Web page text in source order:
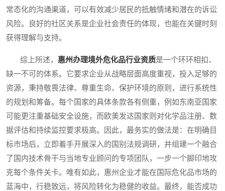
常态化的沟通渠道，可以有效减少居民的抵触情绪和潜在的诉讼
风险。良好的社区关系是企业社会责任的体现，也能在关键时刻
获得理解与支持。
综上所述， 惠州办理境外危化品行业资质是一个环环相扣、
缺一不可的体系。它要求企业从战略层面高度重视，投入足够的
资源，秉持敬畏法律、尊重生命、保护环境的原则，进行系统性
的规划和筹备。每个国家的具体条款各有侧重，例如东南亚国家
可能更注重基础安全设施，而欧美发达国家则对化学品注册、数
据评估和持续监控要求极高。因此，最务实的做法是：在明确目
标市场后，立即着手开展深入的国别法规调研，并组建一个融合
了国内技术骨干与当地专业顾问的专项团队，一步一个脚印地攻
克每个条件关卡。唯有如此，惠州企业才能在国际危化品市场的
蓝海中，行稳致远，将风险转化为稳健的收益。最终，能否成功